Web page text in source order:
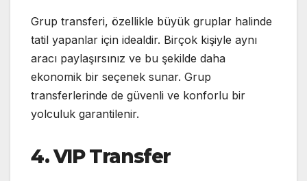
Grup transferi, özellikle büyük gruplar halinde
tatil yapanlar için idealdir. Birçok kişiyle aynı
aracı paylaşırsınız ve bu şekilde daha
ekonomik bir seçenek sunar. Grup
transferlerinde de güvenli ve konforlu bir
yolculuk garantilenir.
4. VIP Transfer